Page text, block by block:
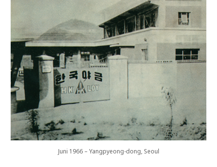
Juni 1966 – Yangpyeong-dong, Seoul